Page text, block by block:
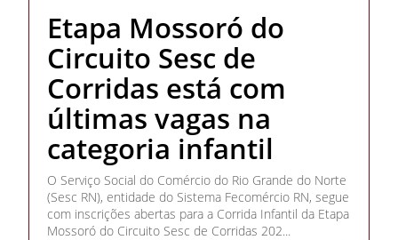
Etapa Mossoró do
Circuito Sesc de
Corridas está com
últimas vagas na
categoria infantil
O Serviço Social do Comércio do Rio Grande do Norte
(Sesc RN), entidade do Sistema Fecomércio RN, segue
com inscrições abertas para a Corrida Infantil da Etapa
Mossoró do Circuito Sesc de Corridas 202...